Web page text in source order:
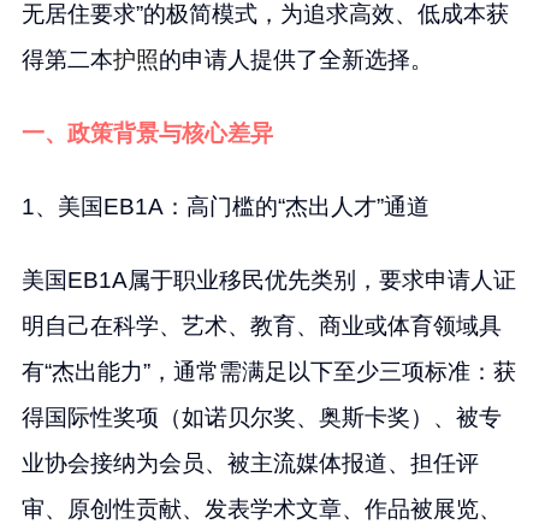
无居住要求”的极简模式，为追求高效、低成本获
得第二本护照的申请人提供了全新选择。
一、政策背景与核心差异
1、美国EB1A：高门槛的“杰出人才”通道
美国EB1A属于职业移民优先类别，要求申请人证
明自己在科学、艺术、教育、商业或体育领域具
有“杰出能力”，通常需满足以下至少三项标准：获
得国际性奖项（如诺贝尔奖、奥斯卡奖）、被专
业协会接纳为会员、被主流媒体报道、担任评
审、原创性贡献、发表学术文章、作品被展览、